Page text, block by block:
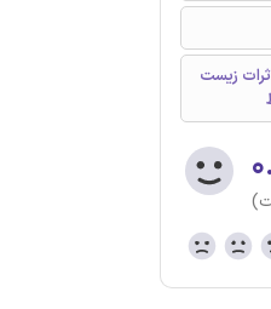
زیست